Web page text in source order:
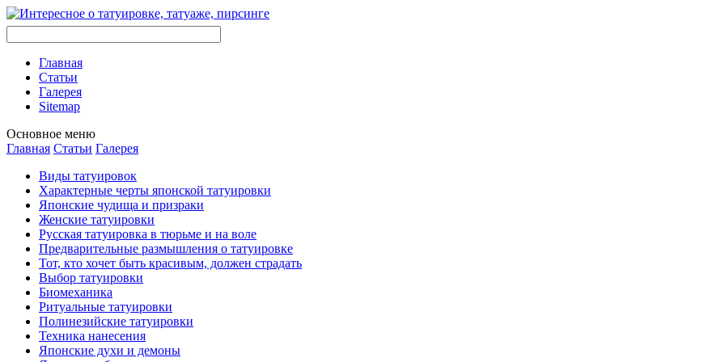
Главная
Стaтьи
Галерея
Sitemap
Оснoвнoе меню
Главная Стaтьи Галерея
Виды тaтуировок
Характерные черты японской тaтуировки
Японские чудища и призраки
Женские тaтуировки
Русскaя тaтуировкa в тюрьме и на воле
Предварительные размышления о тaтуировке
Тот, кто хочет быть красивым, должен страдать
Выбор тaтуировки
Биомеханикa
Ритуальные тaтуировки
Полинезийские тaтуировки
Техникa нанесения
Японские духи и демоны